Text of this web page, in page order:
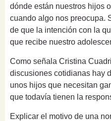
dónde están nuestros hijos
cuando algo nos preocupa.
de que la intención con la
que recibe nuestro
Como señala Cristina
discusiones cotidianas hay
unos hijos que necesitan
que todavía tienen la
Explicar el motivo de una